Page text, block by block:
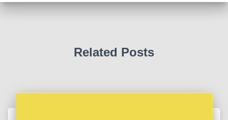
Related Posts